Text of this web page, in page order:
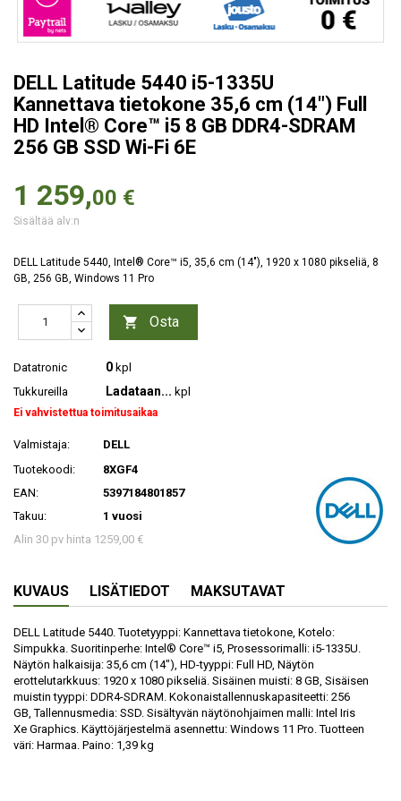
DELL Latitude 5440 i5-1335U
Kannettava tietokone 35,6 cm (14") Full
HD Intel® Core™ i5 8 GB DDR4-SDRAM
256 GB SSD Wi-Fi 6E
1 259,00 €
Sisältää alv:n
DELL Latitude 5440, Intel® Core™ i5, 35,6 cm (14"), 1920 x 1080 pikseliä, 8
GB, 256 GB, Windows 11 Pro
 Osta
Datatronic 0 kpl
Tukkureilla
Ladataan... kpl
Ei vahvistettua toimitusaikaa
Valmistaja:
DELL
Tuotekoodi:
8XGF4
EAN:
5397184801857
Takuu:
1 vuosi
Alin 30 pv hinta 1259,00 €
KUVAUS LISÄTIEDOT MAKSUTAVAT
DELL Latitude 5440. Tuotetyyppi: Kannettava tietokone, Kotelo:
Simpukka. Suoritinperhe: Intel® Core™ i5, Prosessorimalli: i5-1335U.
Näytön halkaisija: 35,6 cm (14"), HD-tyyppi: Full HD, Näytön
erottelutarkkuus: 1920 x 1080 pikseliä. Sisäinen muisti: 8 GB, Sisäisen
muistin tyyppi: DDR4-SDRAM. Kokonaistallennuskapasiteetti: 256
GB, Tallennusmedia: SSD. Sisältyvän näytönohjaimen malli: Intel Iris
Xe Graphics. Käyttöjärjestelmä asennettu: Windows 11 Pro. Tuotteen
väri: Harmaa. Paino: 1,39 kg